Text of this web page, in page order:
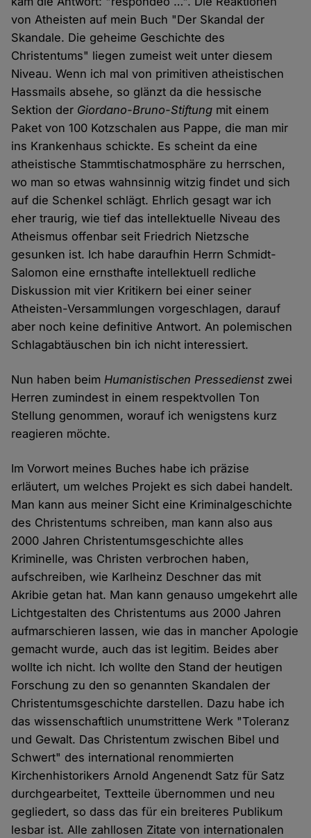
von Atheisten auf mein Buch "Der Skandal der
Skandale. Die geheime Geschichte des
Christentums" liegen zumeist weit unter diesem
Niveau. Wenn ich mal von primitiven atheistischen
Hassmails absehe, so glänzt da die hessische
Sektion der Giordano-Bruno-Stiftung mit einem
Paket von 100 Kotzschalen aus Pappe, die man mir
ins Krankenhaus schickte. Es scheint da eine
atheistische Stammtischatmosphäre zu herrschen,
wo man so etwas wahnsinnig witzig findet und sich
auf die Schenkel schlägt. Ehrlich gesagt war ich
eher traurig, wie tief das intellektuelle Niveau des
Atheismus offenbar seit Friedrich Nietzsche
gesunken ist. Ich habe daraufhin Herrn Schmidt-
Salomon eine ernsthafte intellektuell redliche
Diskussion mit vier Kritikern bei einer seiner
Atheisten-Versammlungen vorgeschlagen, darauf
aber noch keine definitive Antwort. An polemischen
Schlagabtäuschen bin ich nicht interessiert.
Nun haben beimHumanistischen Pressedienstzwei
Herren zumindest in einem respektvollen Ton
Stellung genommen, worauf ich wenigstens kurz
reagieren möchte.
Im Vorwort meines Buches habe ich präzise
erläutert, um welches Projekt es sich dabei handelt.
Man kann aus meiner Sicht eine Kriminalgeschichte
des Christentums schreiben, man kann also aus
2000 Jahren Christentumsgeschichte alles
Kriminelle, was Christen verbrochen haben,
aufschreiben, wie Karlheinz Deschner das mit
Akribie getan hat. Man kann genauso umgekehrt alle
Lichtgestalten des Christentums aus 2000 Jahren
aufmarschieren lassen, wie das in mancher Apologie
gemacht wurde, auch das ist legitim. Beides aber
wollte ich nicht. Ich wollte den Stand der heutigen
Forschung zu den so genannten Skandalen der
Christentumsgeschichte darstellen. Dazu habe ich
das wissenschaftlich unumstrittene Werk "Toleranz
und Gewalt. Das Christentum zwischen Bibel und
Schwert" des international renommierten
Kirchenhistorikers Arnold Angenendt Satz für Satz
durchgearbeitet, Textteile übernommen und neu
gegliedert, so dass das für ein breiteres Publikum
lesbar ist. Alle zahllosen Zitate von internationalen